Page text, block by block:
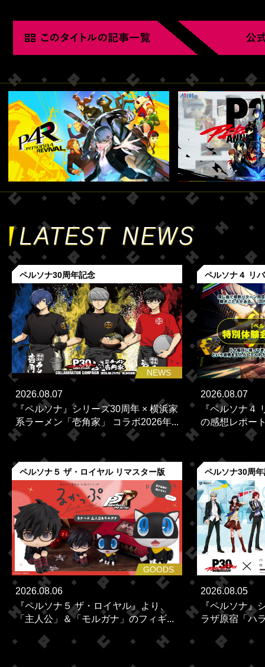
ペルソナ30周年記念
NEWS
2026.08.07
『ペルソナ』シリーズ30周年 × 横浜家
系ラーメン「壱角家」 コラボ2026年...
ペルソナ４ リ
2026.08.07
『ペルソナ４
の感想レポー
ペルソナ５ ザ・ロイヤル リマスター版
GOODS
2026.08.06
『ペルソナ５ ザ・ロイヤル』より、
「主人公」＆「モルガナ」のフィギ...
ペルソナ30周
2026.08.05
『ペルソナ』
ラザ原宿「ハ